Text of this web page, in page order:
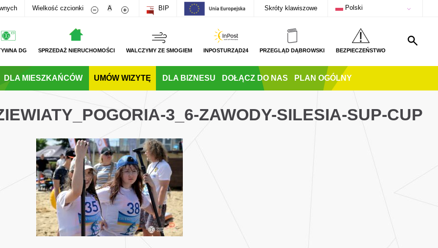
Wielkość czcionki Zmniejsz rozmiar czcionki
A Zwiększ rozmiar czcionki
BIP Skróty klawiszowe Polski
DG SPRZEDAŻ NIERUCHOMOŚCI WALCZYMY ZE SMOGIEM INPOSTURZĄD24 PRZEGLĄD DĄBROWSKI BEZPIECZEŃSTWO
DLA MIESZKAŃCÓW UMÓW WIZYTĘ DLA BIZNESU DOŁĄCZ DO NAS PLAN OGÓLNY
3_6-ZAWODY-SILESIA-SUP-CUP